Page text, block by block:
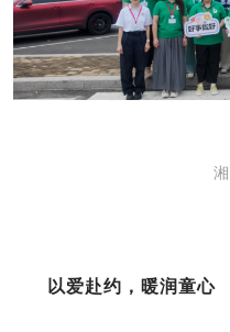
以爱赴约，暖润童心